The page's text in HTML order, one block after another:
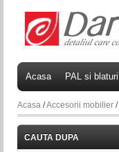
CAUTA DUPA
Acasa PAL si blaturi
Acasa /Accesorii mobilier /